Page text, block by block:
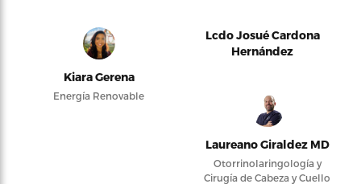
Kiara Gerena
Energía Renovable
Lcdo Josué Cardona
Hernández
Laureano Giraldez MD
Otorrinolaringología y
Cirugía de Cabeza y Cuello